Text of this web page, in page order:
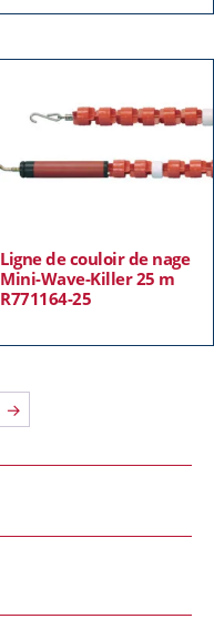
Ligne de couloir de nage
Mini-Wave-Killer 25 m
R771164-25
→